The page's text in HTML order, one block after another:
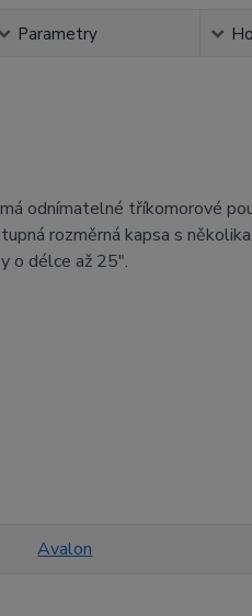
Parametry
odnímatelné tříkomorové
rozměrná kapsa s
o délce až 25".
Avalon